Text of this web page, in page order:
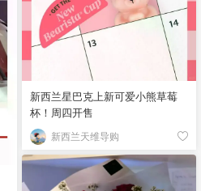
新西兰星巴克上新可爱小熊草莓
杯！周四开售
新西兰天维导购